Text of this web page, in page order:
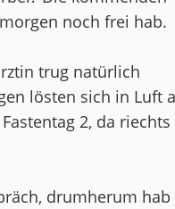
noch frei hab.
trug natürlich
lösten sich in Luft
2, da
drumherum